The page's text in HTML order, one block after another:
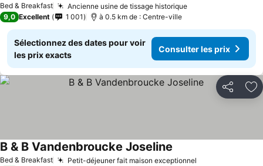
Bed & Breakfast Ancienne usine de tissage historique
9,0 Excellent 1 001 à 0.5 km de : Centre-ville
Sélectionnez des dates pour voir
les prix exacts
Consulter les prix
Partager
Bed & Breakfast Petit-déjeuner fait maison exceptionnel
B & B Vandenbroucke Joseline